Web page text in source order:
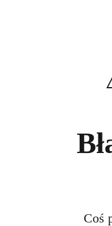
Coś